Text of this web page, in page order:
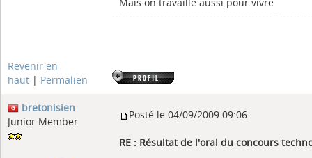
Revenir en
haut | Permalien
bretonisien
Junior Member
Posté le 04/09/2009 09:06
RE : Résultat de l'oral du concours